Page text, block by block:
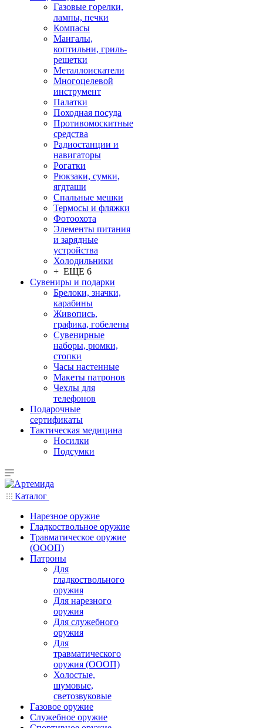
Газовые горелки,
лампы, печки
Компасы
Мангалы,
коптильни, гриль-
решетки
Металлоискатели
Многоцелевой
инструмент
Палатки
Походная посуда
Противомоскитные
средства
Радиостанции и
навигаторы
Рогатки
Рюкзаки, сумки,
ягдташи
Спальные мешки
Термосы и фляжки
Фотоохота
Элементы питания
и зарядные
устройства
Холодильники
+ ЕЩЕ 6
Сувениры и подарки
Брелоки, значки,
карабины
Живопись,
графика, гобелены
Сувенирные
наборы, рюмки,
стопки
Часы настенные
Макеты патронов
Чехлы для
телефонов
Подарочные
сертификаты
Тактическая медицина
Носилки
Подсумки
Каталог
Нарезное оружие
Гладкоствольное оружие
Травматическое оружие
(ОООП)
Патроны
Для
гладкоствольного
оружия
Для нарезного
оружия
Для служебного
оружия
Для
травматического
оружия (ОООП)
Холостые,
шумовые,
светозвуковые
Газовое оружие
Служебное оружие